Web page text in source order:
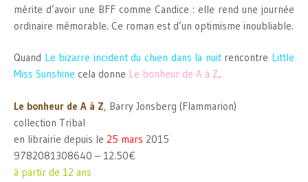
mérite d’avoir une BFF comme Candice : elle rend une journée
ordinaire mémorable. Ce roman est d’un optimisme inoubliable.
Quand Le bizarre incident du chien dans la nuitrencontre Little
Miss Sunshine cela donne Le bonheur de A à Z.
Le bonheur de A à Z, Barry Jonsberg (Flammarion)
collection Tribal
en librairie depuis le 25 mars 2015
9782081308640 – 12.50€
à partir de 12 ans